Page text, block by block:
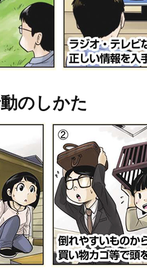
のしかた